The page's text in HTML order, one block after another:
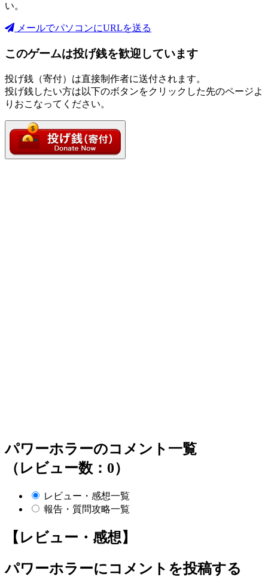
い。
メールでパソコンにURLを送る
このゲームは投げ銭を歓迎しています
投げ銭（寄付）は直接制作者に送付されます。
投げ銭したい方は以下のボタンをクリックした先のページよ
りおこなってください。
パワーホラーのコメント一覧
（レビュー数：0）
レビュー・感想一覧
報告・質問攻略一覧
【レビュー・感想】
パワーホラーにコメントを投稿する